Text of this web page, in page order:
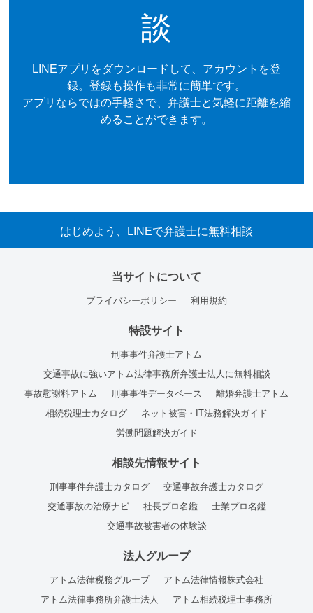
談
LINEアプリをダウンロードして、アカウントを登
録。登録も操作も非常に簡単です。
アプリならではの手軽さで、弁護士と気軽に距離を縮
めることができます。
はじめよう、LINEで弁護士に無料相談
当サイトについて
プライバシーポリシー 利用規約
特設サイト
刑事事件弁護士アトム
交通事故に強いアトム法律事務所弁護士法人に無料相談
事故慰謝料アトム
刑事事件データベース
離婚弁護士アトム
相続税理士カタログ
ネット被害・IT法務解決ガイド
労働問題解決ガイド
相談先情報サイト
刑事事件弁護士カタログ
交通事故弁護士カタログ
交通事故の治療ナビ
社長プロ名鑑
士業プロ名鑑
交通事故被害者の体験談
法人グループ
アトム法律税務グループ
アトム法律情報株式会社
アトム法律事務所弁護士法人
アトム相続税理士事務所